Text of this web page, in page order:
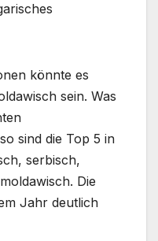
könnte es
sein. Was
sind die Top 5 in
serbisch,
Die
Jahr deutlich